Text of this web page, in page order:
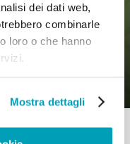
dei dati web,
combinarle
loro o che hanno
Mostra dettagli
| 0
delle